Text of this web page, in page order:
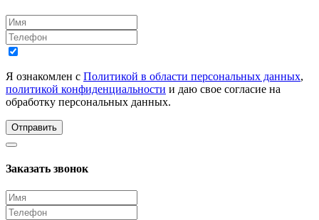
Я ознакомлен с Политикой в области персональных данных,
политикой конфиденциальности и даю свое согласие на
обработку персональных данных.
Отправить
Заказать звонок